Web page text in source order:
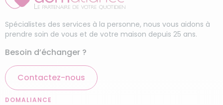
Spécialistes des services à la personne, nous vous aidons à
prendre soin de vous et de votre maison depuis 25 ans.
Besoin d’échanger ?
Contactez-nous
DOMALIANCE